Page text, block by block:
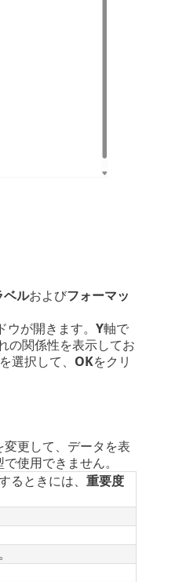
ベルおよびフォーマッ
が開きます。 Y軸で
の関係性を表示してお
選択して、 OKをクリ
変更して、データを表
使用できません。
るときには、 重要度